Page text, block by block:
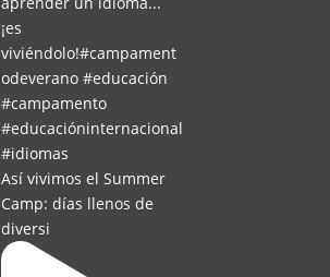
Así vivimos el Summer
Camp: días llenos de
diversi